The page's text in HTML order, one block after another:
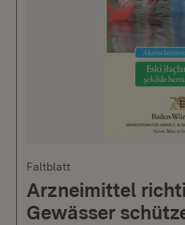
Faltblatt
Arzneimittel
Gewässer